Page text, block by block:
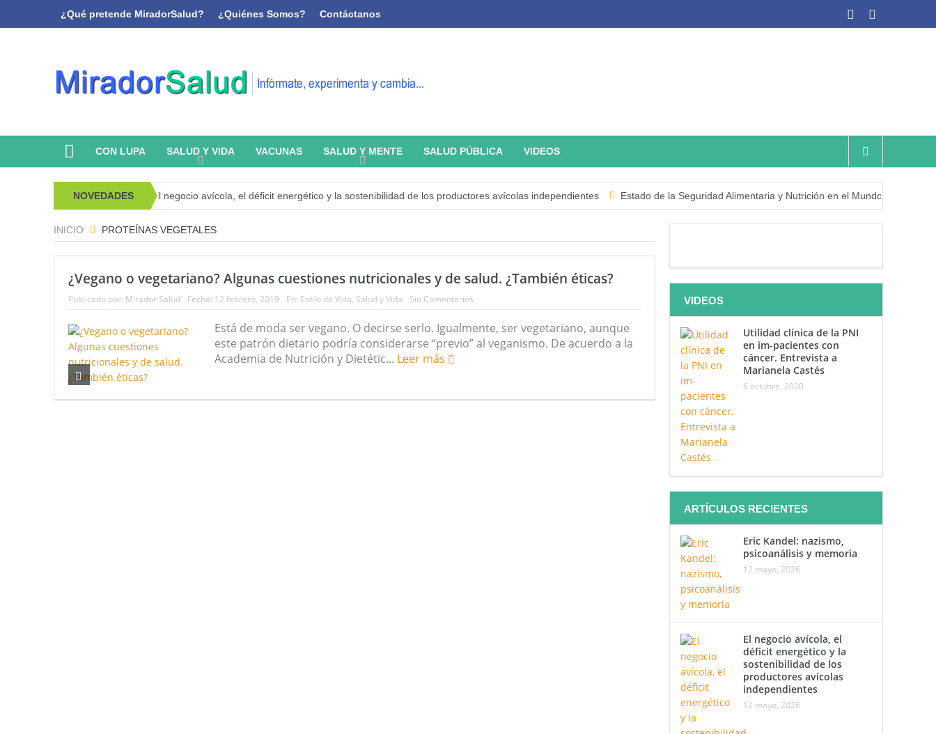
¿Qué pretende MiradorSalud? ¿Quiénes Somos? Contáctanos
CON LUPA SALUD Y VIDA VACUNAS SALUD Y MENTE SALUD PÚBLICA VIDEOS
NOVEDADES
y memoria El negocio avícola, el déficit energético y la sostenibilidad de los productores avícolas independientes Estado de la Seguridad Alimentaria y Nutrición en el Mundo (SOFI) 2025:
INICIO PROTEÍNAS VEGETALES
¿Vegano o vegetariano? Algunas cuestiones nutricionales y de salud. ¿También éticas?
Publicado por: Mirador Salud Fecha: 12 febrero, 2019 En: Estilo de Vida, Salud y Vida Sin Comentarios
Está de moda ser vegano. O decirse serlo. Igualmente, ser vegetariano, aunque
este patrón dietario podría considerarse “previo” al veganismo. De acuerdo a la
Academia de Nutrición y Dietétic... Leer más
VIDEOS
Utilidad clínica de la PNI
en im-pacientes con
cáncer. Entrevista a
Marianela Castés
6 octubre, 2020
ARTÍCULOS RECIENTES
Eric Kandel: nazismo,
psicoanálisis y memoria
12 mayo, 2026
El negocio avícola, el
déficit energético y la
sostenibilidad de los
productores avícolas
independientes
12 mayo, 2026